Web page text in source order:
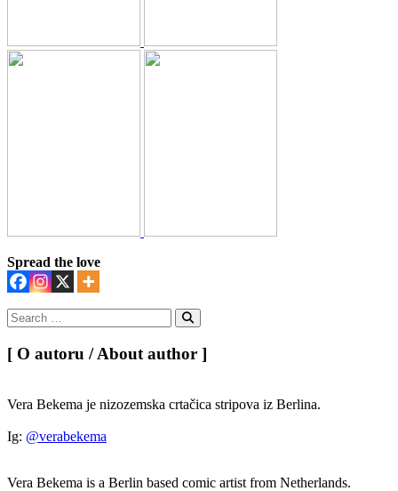
Spread the love
Search
for:
Search
[ O autoru / About author ]
Vera Bekema je nizozemska crtačica stripova iz Berlina.
Ig: @verabekema
Vera Bekema is a Berlin based comic artist from Netherlands.